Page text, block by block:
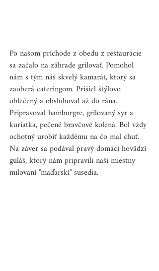
Po našom príchode z obedu z reštaurácie
sa začalo na záhrade grilovať. Pomohol
nám s tým náš skvelý kamarát, ktorý sa
zaoberá cateringom. Prišiel štýlovo
oblečený a obsluhoval až do rána.
Pripravoval hamburgre, grilovaný syr a
kuriatka, pečené bravčové kolená. Bol vždy
ochotný urobiť každému na čo mal chuť.
Na záver sa podával pravý domáci hovädzí
guláš, ktorý nám pripravili naši miestny
milovaní "maďarskí" susedia.